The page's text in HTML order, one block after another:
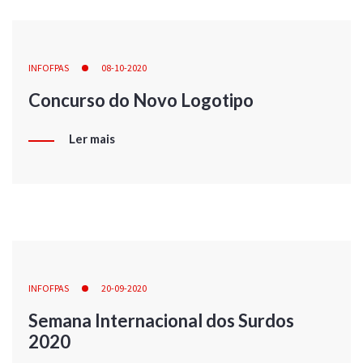
INFOFPAS 08-10-2020
Concurso do Novo Logotipo
Ler mais
INFOFPAS 20-09-2020
Semana Internacional dos Surdos
2020